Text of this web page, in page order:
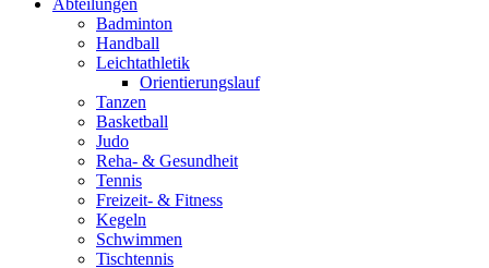
Abteilungen
Badminton
Handball
Leichtathletik
Orientierungslauf
Tanzen
Basketball
Judo
Reha- & Gesundheit
Tennis
Freizeit- & Fitness
Kegeln
Schwimmen
Tischtennis